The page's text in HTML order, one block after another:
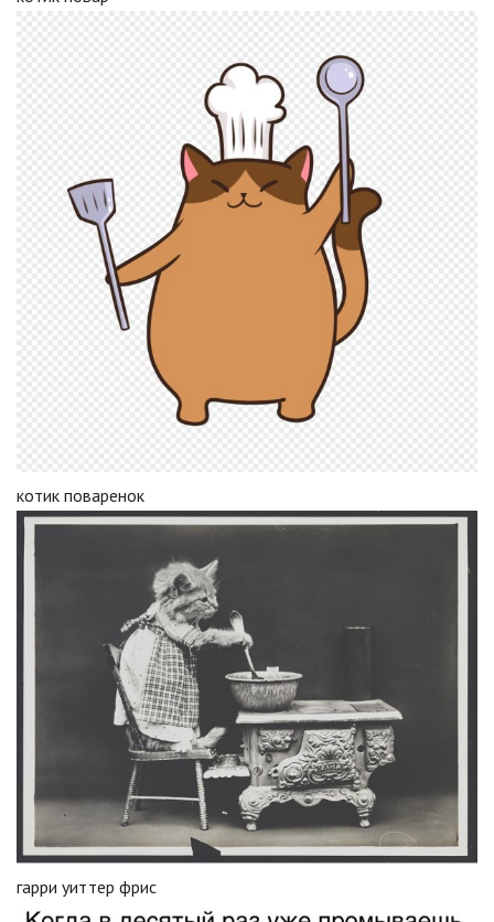
котик поваренок
гарри уиттер фрис